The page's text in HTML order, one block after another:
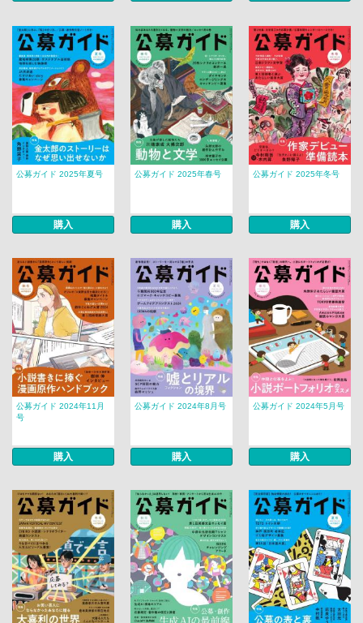
公募ガイド 2025年夏号
購入
公募ガイド 2025年春号
購入
公募ガイド 2025年冬号
購入
公募ガイド 2024年11月
号
購入
公募ガイド 2024年8月号
購入
公募ガイド 2024年5月号
購入